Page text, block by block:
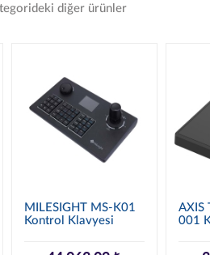
diğer ürünler
MILESIGHT MS-K01
Kontrol Klavyesi
AXIS
001